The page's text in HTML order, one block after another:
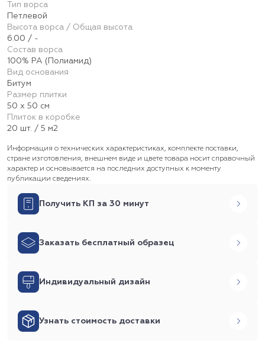
Тип ворса
Петлевой
Высота ворса / Общая высота
6.00 / -
Состав ворса
100% PA (Полиамид)
Вид основания
Битум
Размер плитки
50 х 50 см
Плиток в коробке
20 шт. / 5 м2
Информация о технических характеристиках, комплекте поставки,
стране изготовления, внешнем виде и цвете товара носит справочный
характер и основывается на последних доступных к моменту
публикации сведениях.
Получить КП за 30 минут
Заказать бесплатный образец
Индивидуальный дизайн
Узнать стоимость доставки